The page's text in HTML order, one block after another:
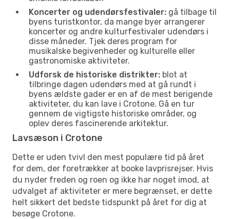
Koncerter og udendørsfestivaler: gå tilbage til
byens turistkontor, da mange byer arrangerer
koncerter og andre kulturfestivaler udendørs i
disse måneder. Tjek deres program for
musikalske begivenheder og kulturelle eller
gastronomiske aktiviteter.
Udforsk de historiske distrikter: blot at
tilbringe dagen udendørs med at gå rundt i
byens ældste gader er en af de mest berigende
aktiviteter, du kan lave i Crotone. Gå en tur
gennem de vigtigste historiske områder, og
oplev deres fascinerende arkitektur.
Lavsæson i Crotone
Dette er uden tvivl den mest populære tid på året
for dem, der foretrækker at booke lavprisrejser. Hvis
du nyder freden og roen og ikke har noget imod, at
udvalget af aktiviteter er mere begrænset, er dette
helt sikkert det bedste tidspunkt på året for dig at
besøge Crotone.